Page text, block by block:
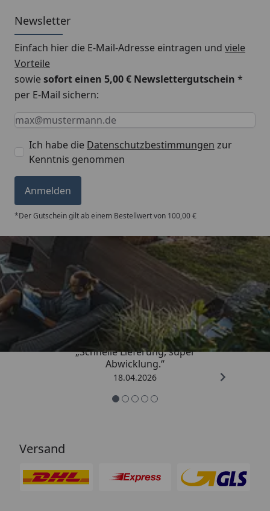
Newsletter
Einfach hier die E-Mail-Adresse eintragen und viele
Vorteile
sowiesofort einen 5,00 € Newslettergutschein *
per E-Mail sichern:
Keine Eingabe erforderlich
Eingabe erforderlich
E-Mail *
Ich habe die Datenschutzbestimmungen zur
Kenntnis genommen
Anmelden
*Der Gutschein gilt ab einem Bestellwert von 100,00 €
Trusted Shops
5,00/ 5
„Schnelle Lieferung, super
Abwicklung.“
18.04.2026
Versand